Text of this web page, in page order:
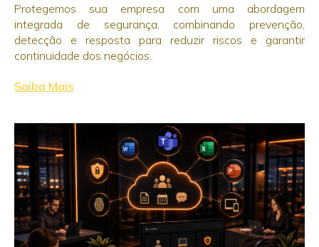
Protegemos sua empresa com uma abordagem
integrada de segurança, combinando prevenção,
detecção e resposta para reduzir riscos e garantir
continuidade dos negócios.
Saiba Mais